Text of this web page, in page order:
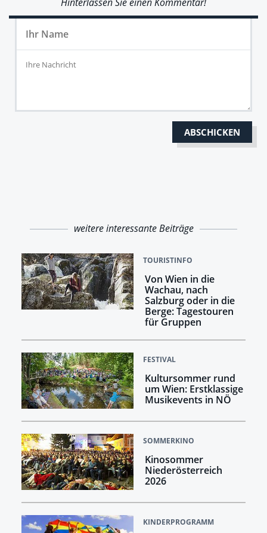
weitere interessante Beiträge
TOURISTINFO
Von Wien in die
Wachau, nach
Salzburg oder in die
Berge: Tagestouren
für Gruppen
FESTIVAL
Kultursommer rund
um Wien: Erstklassige
Musikevents in NÖ
SOMMERKINO
Kinosommer
Niederösterreich
2026
KINDERPROGRAMM